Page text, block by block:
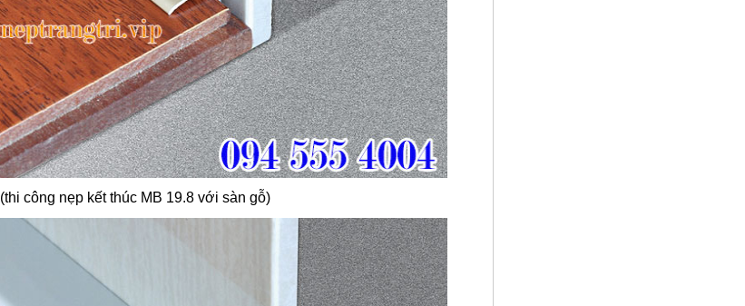
(thi công nẹp kết thúc MB 19.8 với sàn gỗ)